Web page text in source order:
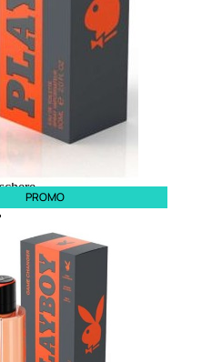
e Cristalli
e Crema
Capelli
PROMO